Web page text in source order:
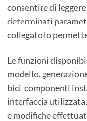
consentire di
determinati
collegato lo
Le funzioni
modello,
bici, componenti
interfaccia
e modifiche